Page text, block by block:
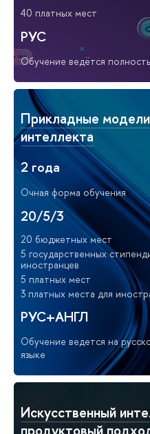
40 платных мест
РУС
Обучение ведётся
Прикладные модели
интеллекта
2 года
Очная форма обучения
20/5/3
20 бюджетных мест
5 государственных
иностранцев
5 платных мест
3 платных места для
РУС+АНГЛ
Обучение ведется на
языке
Искусственный
продуктовый